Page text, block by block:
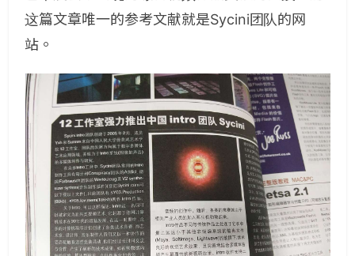
这篇文章唯一的参考文献就是Sycini团队的网
站。